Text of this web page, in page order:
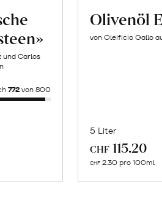
und Carlos
772von 800
Olivenöl
von Oleificio Gallo
5 Liter
CHF 115.20
CHF 2.30 pro 100ml